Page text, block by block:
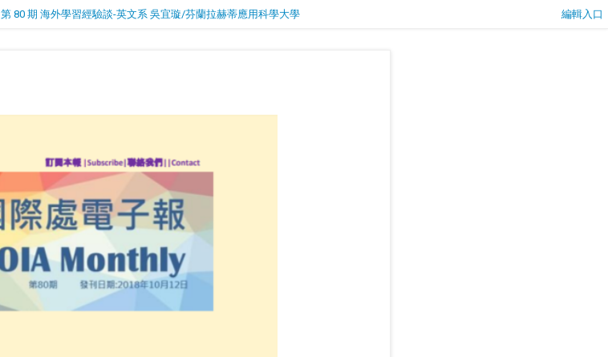
第 80 期 海外學習經驗談-英文系 吳宜璇/芬蘭拉赫蒂應用科學大學 編輯入口